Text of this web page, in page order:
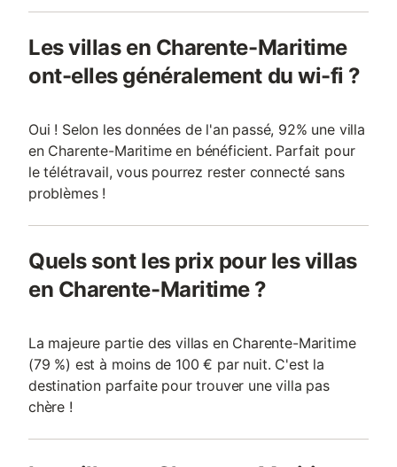
Les villas en Charente-Maritime
ont-elles généralement du wi-fi ?
Oui ! Selon les données de l'an passé, 92% une villa
en Charente-Maritime en bénéficient. Parfait pour
le télétravail, vous pourrez rester connecté sans
problèmes !
Quels sont les prix pour les villas
en Charente-Maritime ?
La majeure partie des villas en Charente-Maritime
(79 %) est à moins de 100 € par nuit. C'est la
destination parfaite pour trouver une villa pas
chère !